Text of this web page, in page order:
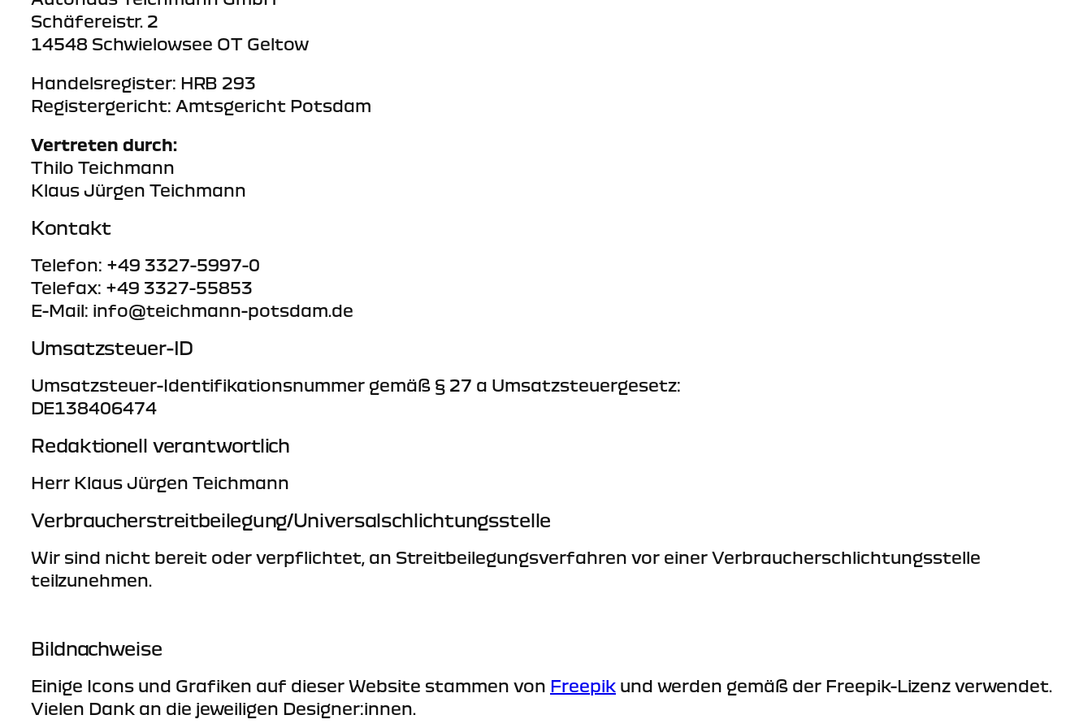
Schäfereistr. 2
14548 Schwielowsee OT Geltow
Handelsregister: HRB 293
Registergericht: Amtsgericht Potsdam
Vertreten durch:
Thilo Teichmann
Klaus Jürgen Teichmann
Kontakt
Telefon: +49 3327-5997-0
Telefax: +49 3327-55853
E-Mail: info@teichmann-potsdam.de
Umsatzsteuer-ID
Umsatzsteuer-Identifikationsnummer gemäß § 27 a Umsatzsteuergesetz:
DE138406474
Redaktionell verantwortlich
Herr Klaus Jürgen Teichmann
Verbraucher­streit­beilegung/Universal­schlichtungs­stelle
Wir sind nicht bereit oder verpflichtet, an Streitbeilegungsverfahren vor einer Verbraucherschlichtungsstelle
teilzunehmen.
Bildnachweise
Einige Icons und Grafiken auf dieser Website stammen von Freepik und werden gemäß der Freepik-Lizenz verwendet.
Vielen Dank an die jeweiligen Designer:innen.